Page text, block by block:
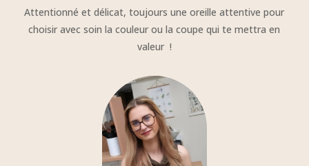
Attentionné et délicat, toujours une oreille attentive pour
choisir avec soin la couleur ou la coupe qui te mettra en
valeur !